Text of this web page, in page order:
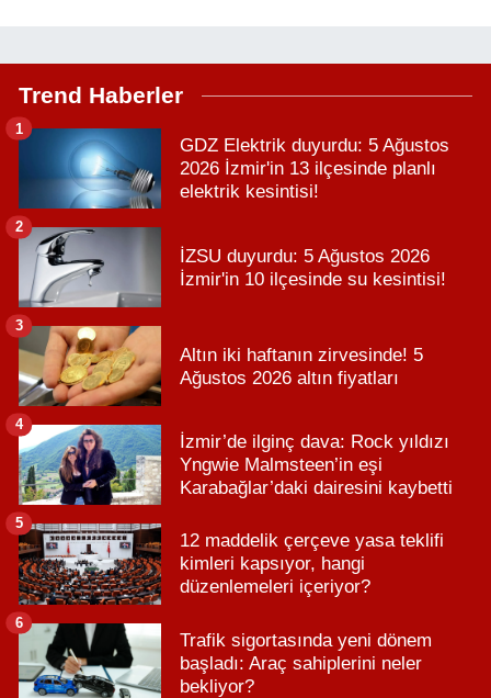
Trend Haberler
GDZ Elektrik duyurdu: 5 Ağustos
2026 İzmir'in 13 ilçesinde planlı
elektrik kesintisi!
1
İZSU duyurdu: 5 Ağustos 2026
İzmir'in 10 ilçesinde su kesintisi!
2
Altın iki haftanın zirvesinde! 5
Ağustos 2026 altın fiyatları
3
İzmir’de ilginç dava: Rock yıldızı
Yngwie Malmsteen’in eşi
Karabağlar’daki dairesini kaybetti
4
12 maddelik çerçeve yasa teklifi
kimleri kapsıyor, hangi
düzenlemeleri içeriyor?
5
Trafik sigortasında yeni dönem
başladı: Araç sahiplerini neler
bekliyor?
6